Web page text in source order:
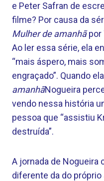
e Peter Safran de
filme? Por causa da
Mulher de amanhãpor
Ao ler essa série, ela
“mais áspero, mais
engraçado”. Quando
amanhãNogueira
vendo nessa história
pessoa que “assistiu
destruída”.
A jornada de Nogueira
diferente da do próprio